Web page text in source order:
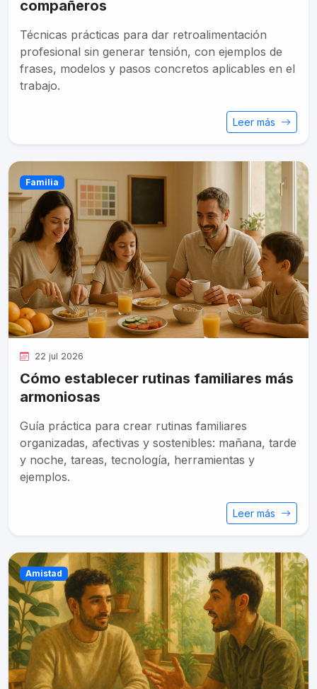
compañeros
Técnicas prácticas para dar retroalimentación
profesional sin generar tensión, con ejemplos de
frases, modelos y pasos concretos aplicables en el
trabajo.
Leer más
Familia
22 jul 2026
Cómo establecer rutinas familiares más
armoniosas
Guía práctica para crear rutinas familiares
organizadas, afectivas y sostenibles: mañana, tarde
y noche, tareas, tecnología, herramientas y
ejemplos.
Leer más
Amistad